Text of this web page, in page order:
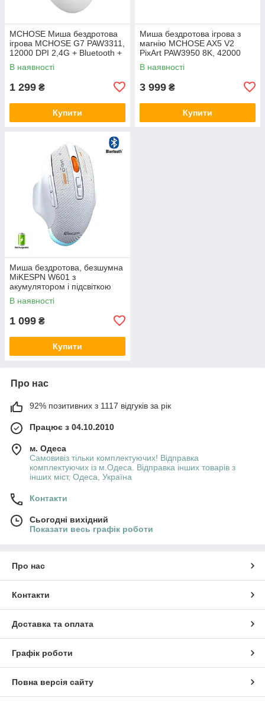
MCHOSE Миша бездротова
ігрова MCHOSE G7 PAW3311,
12000 DPI 2,4G + Bluetooth +
Wired White
В наявності
1 299 ₴
Купити
Миша бездротова ігрова з
магнію MCHOSE AX5 V2
PixArt PAW3950 8K, 42000
DPI 2,4G+Bluetooth+Wired
В наявності
3 999 ₴
Купити
Миша бездротова, безшумна
MiKESPN W601 з
акумулятором і підсвіткою
2,4G + Bluetooth White
В наявності
1 099 ₴
Купити
Про нас
92% позитивних з 1117 відгуків за рік
Працює з 04.10.2010
м. Одеса
Самовивіз тільки комплектуючих! Відправка
комплектуючих із м.Одеса. Відправка інших товарів з
інших міст, Одеса, Україна
Контакти
Сьогодні вихідний
Показати весь графік роботи
Про нас
Контакти
Доставка та оплата
Графік роботи
Повна версія сайту